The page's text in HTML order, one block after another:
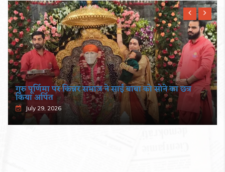
गुरु पूर्णिमा पर किन्नर समाज ने साईं बाबा को सोने का छत्र
किया अर्पित
July 29, 2026